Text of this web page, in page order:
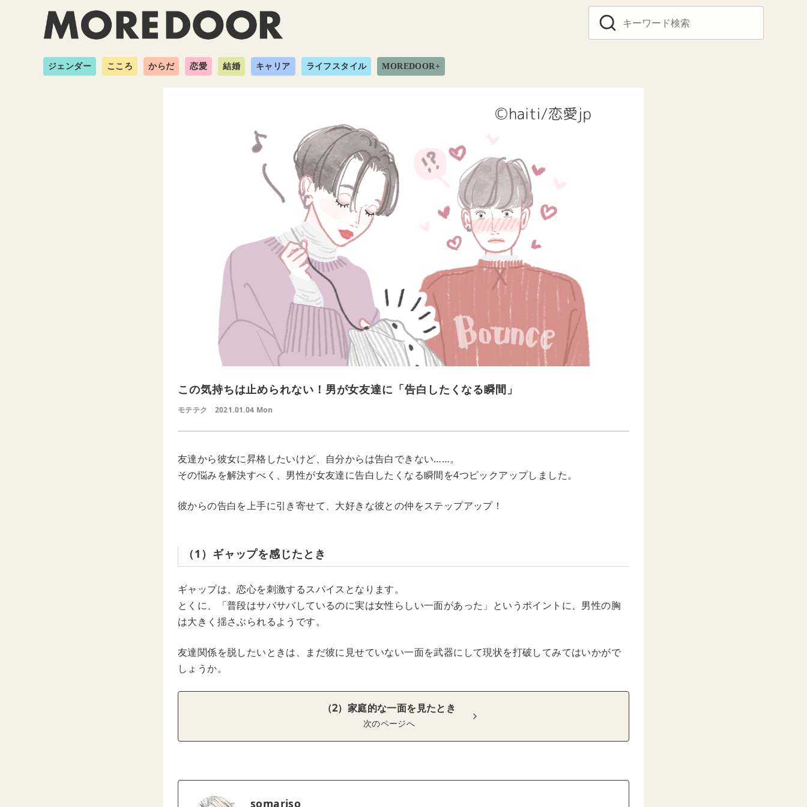
ジェンダー こころ からだ 恋愛 結婚 キャリア ライフスタイル MOREDOOR+
この気持ちは止められない！男が女友達に「告白したくなる瞬間」
モテテク 2021.01.04 Mon
友達から彼女に昇格したいけど、自分からは告白できない……。
その悩みを解決すべく、男性が女友達に告白したくなる瞬間を4つピックアップしました。
彼からの告白を上手に引き寄せて、大好きな彼との仲をステップアップ！
（1）ギャップを感じたとき
ギャップは、恋心を刺激するスパイスとなります。
とくに、「普段はサバサバしているのに実は女性らしい一面があった」というポイントに、男性の胸
は大きく揺さぶられるようです。
友達関係を脱したいときは、まだ彼に見せていない一面を武器にして現状を打破してみてはいかがで
しょうか。
（2）家庭的な一面を見たとき
次のページへ
somariso